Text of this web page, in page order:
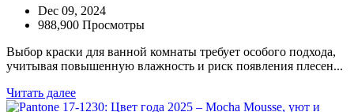
Dec 09, 2024
988,900 Просмотры
Выбор краски для ванной комнаты требует особого подхода,
учитывая повышенную влажность и риск появления плесен...
Читать далее